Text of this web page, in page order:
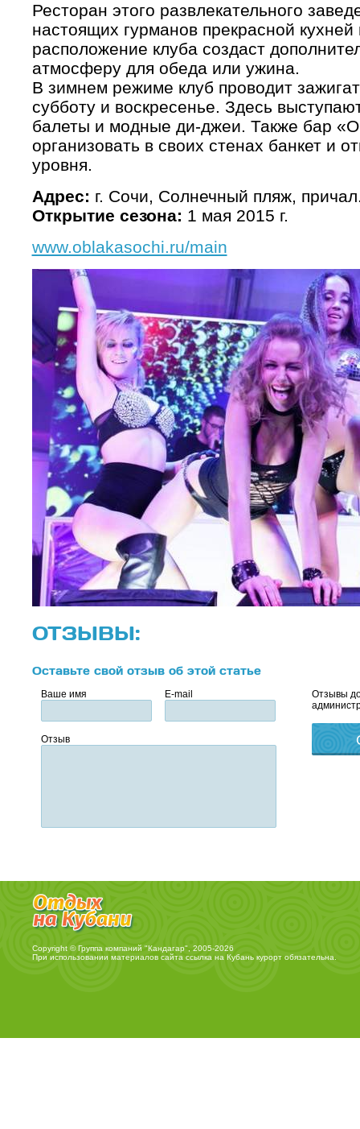
Ресторан этого развлекательного
настоящих гурманов прекрасной
расположение клуба создаст
атмосферу для обеда или ужина.
В зимнем режиме клуб проводит
субботу и воскресенье. Здесь
балеты и модные ди-джеи. Также бар
организовать в своих стенах банкет и
уровня.
Адрес: г. Сочи, Солнечный пляж,
Открытие сезона: 1 мая 2015 г.
www.oblakasochi.ru/main
ОТЗЫВЫ:
Оставьте свой отзыв об этой статье
Ваше имя E-mail
Отзыв
Отзывы
Copyright © Группа компаний "Кандагар", 2005-2026
При использовании материалов сайта ссылка на Кубань курортобязательна.